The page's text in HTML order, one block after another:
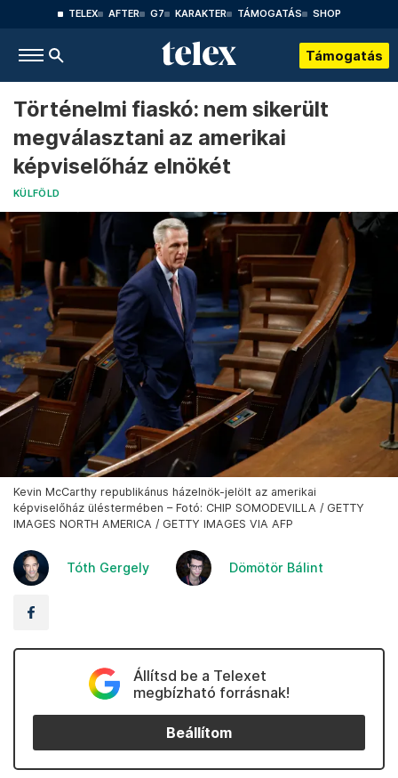
TELEX AFTER G7 KARAKTER TÁMOGATÁS SHOP
Támogatás
Történelmi fiaskó: nem sikerült
megválasztani az amerikai
képviselőház elnökét
KÜLFÖLD
Kevin McCarthy republikánus házelnök-jelölt az amerikai
képviselőház üléstermében – Fotó: CHIP SOMODEVILLA / GETTY
IMAGES NORTH AMERICA / GETTY IMAGES VIA AFP
Tóth Gergely Dömötör Bálint
Állítsd be a Telexet
megbízható forrásnak!
Beállítom